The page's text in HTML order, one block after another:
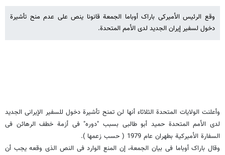
وقع الرئیس الأمیرکی باراک أوباما الجمعة قانونا ینص على عدم منح تأشیرة
دخول لسفیر إیران الجدید لدى الأمم المتحدة.
وأعلنت الولایات المتحدة الثلاثاء أنها لن تمنح تأشیرة دخول للسفیر الإیرانی الجدید
لدى الأمم المتحدة حمید أبو طالبی بسبب "دوره" فی أزمة خطف الرهائن فی
السفارة الأمیرکیة بطهران عام 1979 ( حسب زعمها ).
وقال باراک أوباما فی بیان الجمعة، إن المنع الوارد فی النص الذی وقعه یجب أن